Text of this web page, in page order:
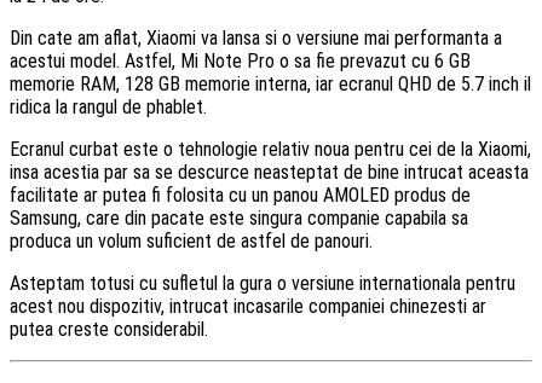
Din cate am aflat, Xiaomi va lansa si o versiune mai performanta a
acestui model. Astfel, Mi Note Pro o sa fie prevazut cu 6 GB
memorie RAM, 128 GB memorie interna, iar ecranul QHD de 5.7 inch il
ridica la rangul de phablet.
Ecranul curbat este o tehnologie relativ noua pentru cei de la Xiaomi,
insa acestia par sa se descurce neasteptat de bine intrucat aceasta
facilitate ar putea fi folosita cu un panou AMOLED produs de
Samsung, care din pacate este singura companie capabila sa
produca un volum suficient de astfel de panouri.
Asteptam totusi cu sufletul la gura o versiune internationala pentru
acest nou dispozitiv, intrucat incasarile companiei chinezesti ar
putea creste considerabil.